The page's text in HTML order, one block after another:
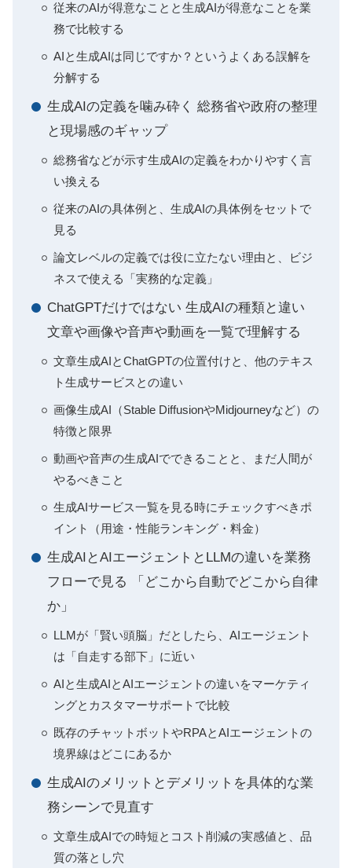
従来のAIが得意なことと生成AIが得意なことを業
務で比較する
AIと生成AIは同じですか？というよくある誤解を
分解する
生成AIの定義を噛み砕く 総務省や政府の整理
と現場感のギャップ
総務省などが示す生成AIの定義をわかりやすく言
い換える
従来のAIの具体例と、生成AIの具体例をセットで
見る
論文レベルの定義では役に立たない理由と、ビジ
ネスで使える「実務的な定義」
ChatGPTだけではない 生成AIの種類と違い
文章や画像や音声や動画を一覧で理解する
文章生成AIとChatGPTの位置付けと、他のテキス
ト生成サービスとの違い
画像生成AI（Stable DiffusionやMidjourneyなど）の
特徴と限界
動画や音声の生成AIでできることと、まだ人間が
やるべきこと
生成AIサービス一覧を見る時にチェックすべきポ
イント（用途・性能ランキング・料金）
生成AIとAIエージェントとLLMの違いを業務
フローで見る 「どこから自動でどこから自律
か」
LLMが「賢い頭脳」だとしたら、AIエージェント
は「自走する部下」に近い
AIと生成AIとAIエージェントの違いをマーケティ
ングとカスタマーサポートで比較
既存のチャットボットやRPAとAIエージェントの
境界線はどこにあるか
生成AIのメリットとデメリットを具体的な業
務シーンで見直す
文章生成AIでの時短とコスト削減の実感値と、品
質の落とし穴